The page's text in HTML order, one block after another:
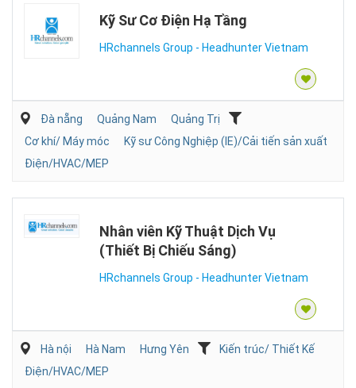
Kỹ Sư Cơ Điện Hạ Tầng
HRchannels Group - Headhunter Vietnam
Đà nẵng Quảng Nam
Quảng Trị
Cơ khí/ Máy móc
Kỹ sư Công Nghiệp (IE)/Cải tiến sản xuất
Điện/HVAC/MEP
Nhân viên Kỹ Thuật Dịch Vụ
(Thiết Bị Chiếu Sáng)
HRchannels Group - Headhunter Vietnam
Hà nội Hà Nam Hưng Yên
Kiến trúc/ Thiết Kế
Điện/HVAC/MEP